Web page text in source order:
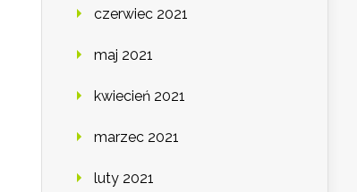
czerwiec 2021
maj 2021
kwiecień 2021
marzec 2021
luty 2021